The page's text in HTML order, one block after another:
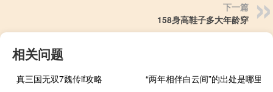
下一篇
158身高鞋子多大年龄穿
相关问题
真三国无双7魏传if攻略
“两年相伴白云间”的出处是哪里